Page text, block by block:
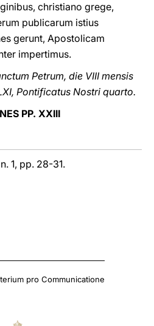
christiano grege,
publicarum istius
gerunt, Apostolicam
impertimus.
Petrum, die VIII mensis
Pontificatus Nostri quarto.
PP. XXIII
1, pp. 28-31.
pro Communicatione